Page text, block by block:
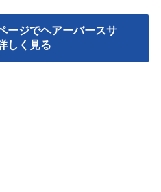
ージでヘアーバースサ
しく見る